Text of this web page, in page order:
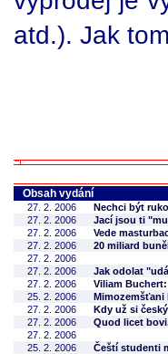
atd.). Jak
Obsah vydání
27. 2. 2006
Nechci být
27. 2. 2006
Jací jsou ti
27. 2. 2006
Vede
27. 2. 2006
20 miliard
27. 2. 2006
27. 2. 2006
Jak odolat
27. 2. 2006
Viliam
25. 2. 2006
Mimozemšťani
27. 2. 2006
Kdy už si
27. 2. 2006
Quod licet
27. 2. 2006
25. 2. 2006
Čeští studenti